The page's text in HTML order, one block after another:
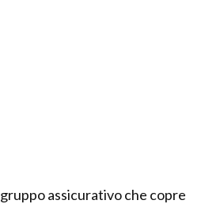
assicurativo che copre